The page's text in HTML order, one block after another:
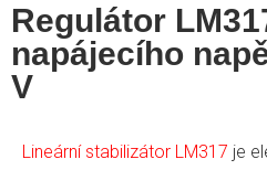
Regulátor
napájecího
V
Lineární stabilizátor LM317 je